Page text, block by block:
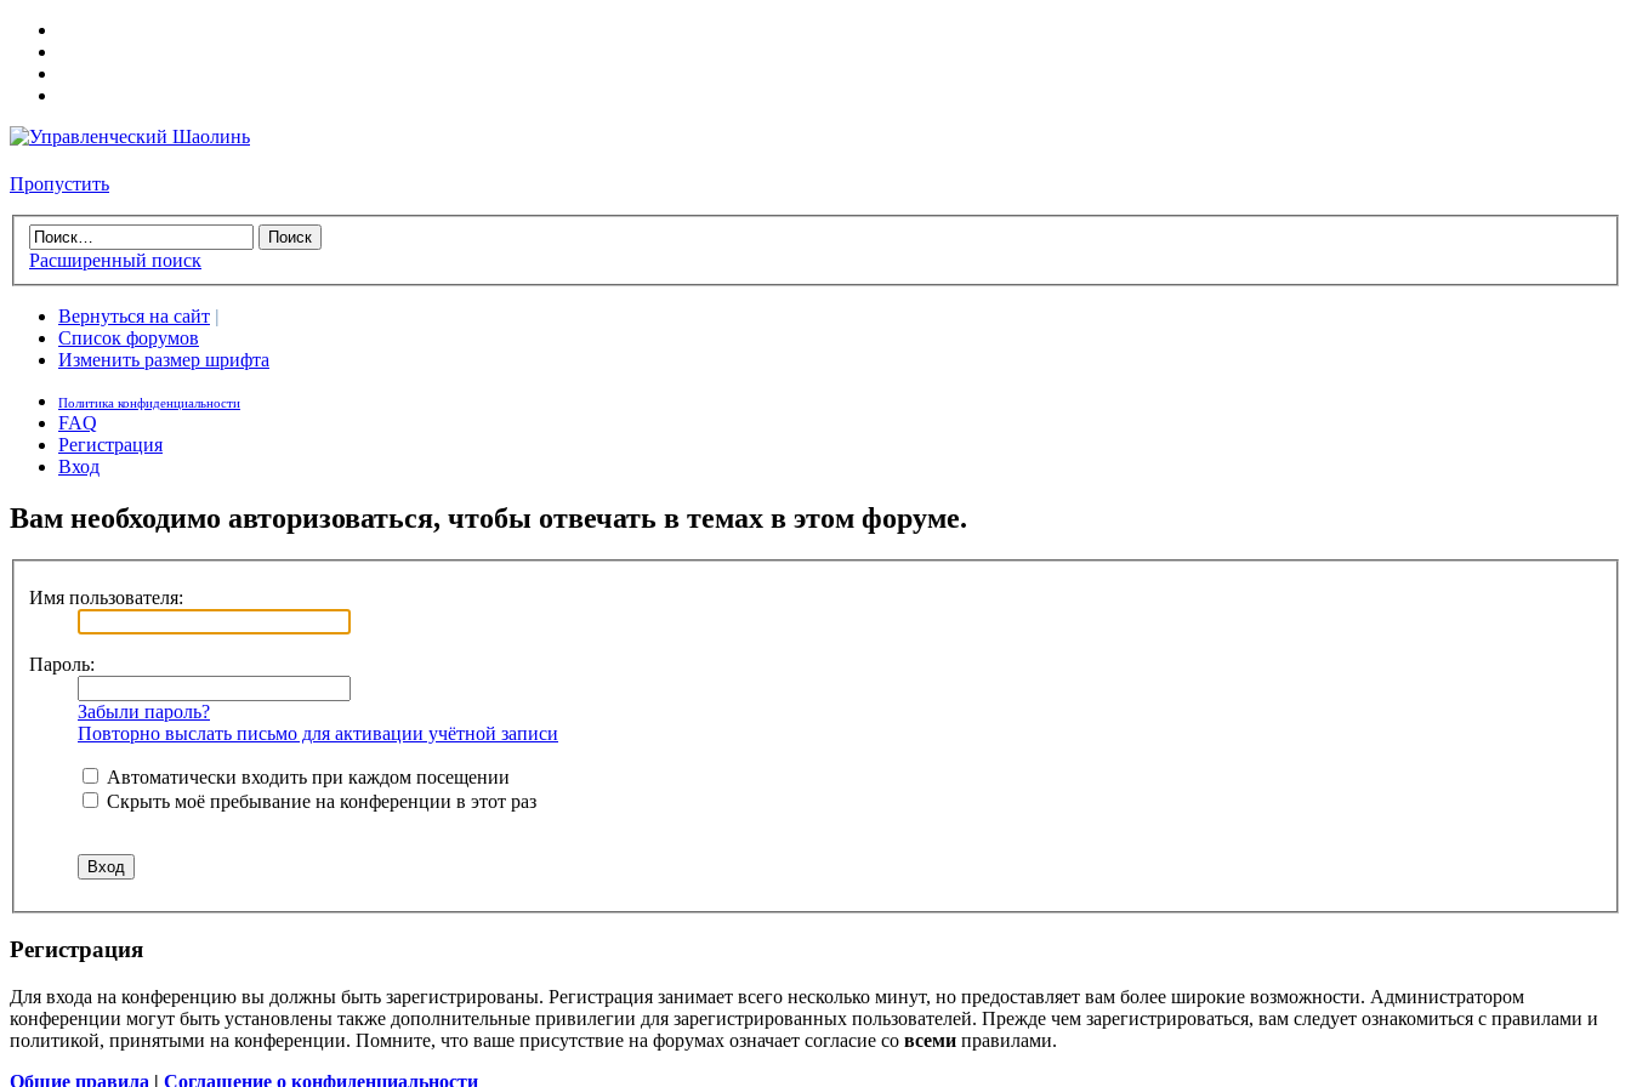
Пропустить
Расширенный поиск
Вернуться на сайт |
Список форумов
Изменить размер шрифта
Политика конфиденциальности
FAQ
Регистрация
Вход
Вам необходимо авторизоваться, чтобы отвечать в темах в этом форуме.
Имя пользователя:
Пароль:
Забыли пароль?
Повторно выслать письмо для активации учётной записи
Автоматически входить при каждом посещении
Скрыть моё пребывание на конференции в этот раз
Регистрация
Для входа на конференцию вы должны быть зарегистрированы. Регистрация занимает всего несколько минут, но предоставляет вам более широкие возможности. Администратором
конференции могут быть установлены также дополнительные привилегии для зарегистрированных пользователей. Прежде чем зарегистрироваться, вам следует ознакомиться с правилами и
политикой, принятыми на конференции. Помните, что ваше присутствие на форумах означает согласие со всеми правилами.
Общие правила | Соглашение о конфиденциальности